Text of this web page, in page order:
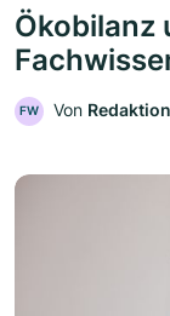
Ökobilanz
FW Von